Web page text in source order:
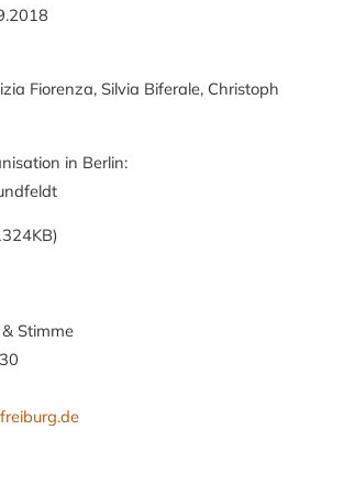
Fiorenza, Silvia Biferale, Christoph
in Berlin:
Stimme